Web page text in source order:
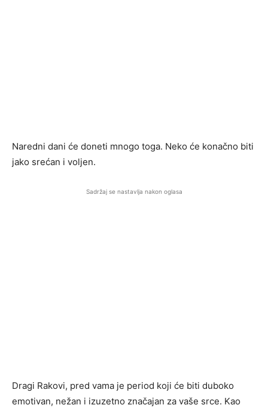
Naredni dani će doneti mnogo toga. Neko će konačno biti
jako srećan i voljen.
Sadržaj se nastavlja nakon oglasa
Dragi Rakovi, pred vama je period koji će biti duboko
emotivan, nežan i izuzetno značajan za vaše srce. Kao